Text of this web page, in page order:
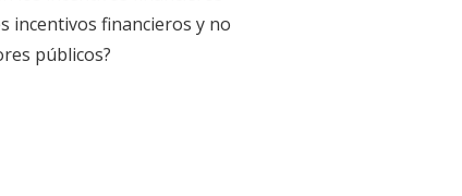
incentivos financieros y no
públicos?